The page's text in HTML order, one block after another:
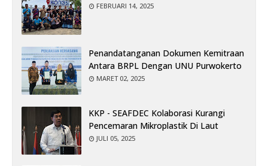
FEBRUARI 14, 2025
Penandatanganan Dokumen Kemitraan
Antara BRPL Dengan UNU Purwokerto
MARET 02, 2025
KKP - SEAFDEC Kolaborasi Kurangi
Pencemaran Mikroplastik Di Laut
JULI 05, 2025